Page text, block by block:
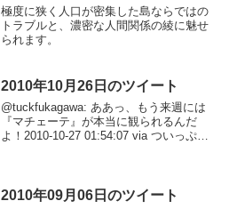
極度に狭く人口が密集した島ならではの
トラブルと、濃密な人間関係の綾に魅せ
られます。
2010年10月26日のツイート
@tuckfukagawa: ああっ、もう来週には
『マチェーテ』が本当に観られるんだ
よ！2010-10-27 01:54:07 via ついっぷ
2010年09月06日のツイート